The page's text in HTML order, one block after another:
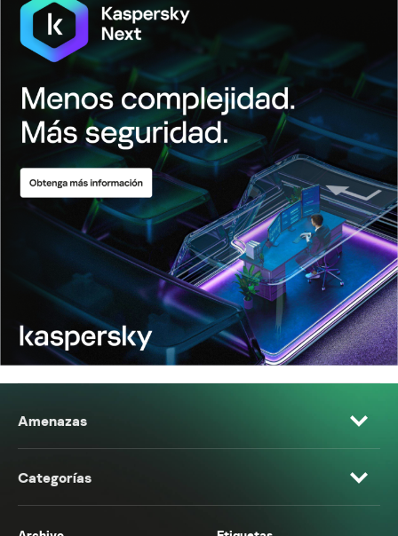
Amenazas
Categorías